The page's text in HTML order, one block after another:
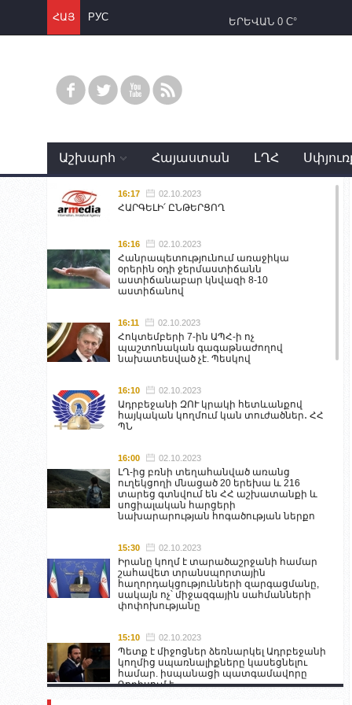
ՀԱՅ РУС ԵՐԵՎԱՆ 0 C°
Աշխարհ Հայաստան ԼՂՀ
16:17 02.10.2023
ՀԱՐԳԵԼԻ՛ ԸՆԹԵՐՑՈՂ
16:16 02.10.2023
Հանրապետությունում առաջիկա
օրերին օդի ջերմաստիճանն
աստիճանաբար կնվազի 8-10
աստիճանով
16:11 02.10.2023
Հոկտեմբերի 7-ին ԱՊՀ-ի ոչ
պաշտոնական գագաթնաժողով
նախատեսված չէ. Պեսկով
16:10 02.10.2023
Ադրբեջանի ԶՈՒ կրակի հետևանքով
հայկական կողմում կան տուժածներ․ ՀՀ
ՊՆ
16:00 02.10.2023
ԼՂ-ից բռնի տեղահանված առանց
ուղեկցողի մնացած 20 երեխա և 216
տարեց գտնվում են ՀՀ աշխատանքի և
սոցիալական հարցերի
նախարարության հոգածության ներքո
15:30 02.10.2023
Իրանը կողմ է տարածաշրջանի համար
շահավետ տրանսպորտային
հաղորդակցությունների զարգացմանը,
սակայն ոչ՝ միջազգային սահմանների
փոփոխությանը
15:10 02.10.2023
Պետք է միջոցներ ձեռնարկել Ադրբեջանի
կողմից սպառնալիքները կասեցնելու
համար. իսպանացի պատգամավորը
Գորիսում է